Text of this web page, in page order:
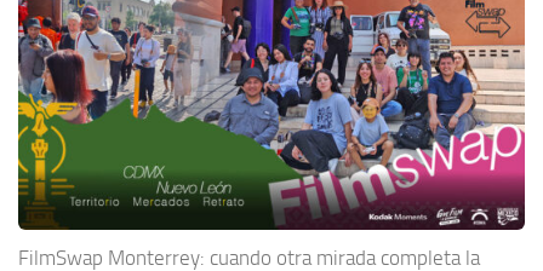
FilmSwap Monterrey: cuando otra mirada completa la